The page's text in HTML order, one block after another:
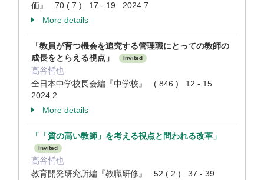
価』 70 ( 7 ) 17 - 19 2024.7
More details
「教員が育つ機会を追究する管理職にとっての教師の
成長をとらえる視点」
Invited
髙谷哲也
全日本中学校長会編『中学校』 ( 846 ) 12 - 15
2024.2
More details
「「質の高い教師」を考える視点と問われる改革」
Invited
髙谷哲也
教育開発研究所編『教職研修』 52 ( 2 ) 37 - 39